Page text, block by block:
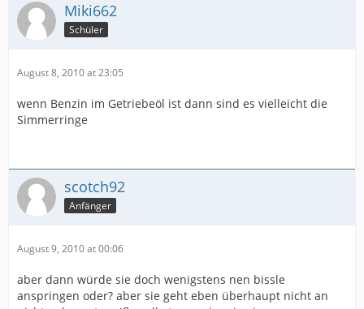
Miki662
Schüler
August 8, 2010 at 23:05
wenn Benzin im Getriebeöl ist dann sind es vielleicht die
Simmerringe
scotch92
Anfänger
August 9, 2010 at 00:06
aber dann würde sie doch wenigstens nen bissle
anspringen oder? aber sie geht eben überhaupt nicht an